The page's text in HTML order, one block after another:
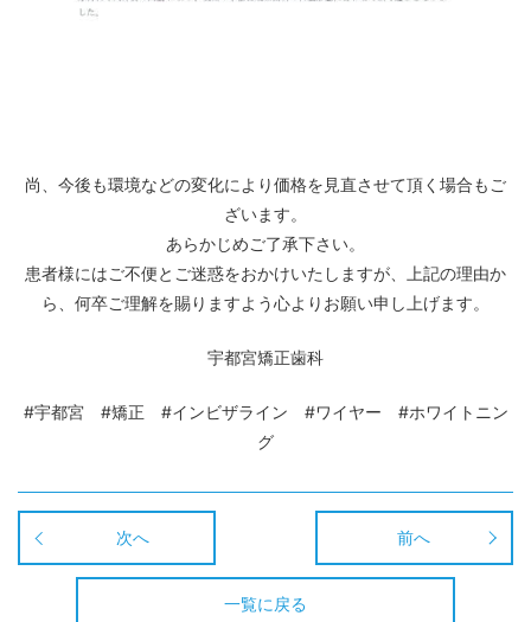
尚、今後も環境などの変化により価格を見直させて頂く場合もご
ざいます。
あらかじめご了承下さい。
患者様にはご不便とご迷惑をおかけいたしますが、上記の理由か
ら、何卒ご理解を賜りますよう心よりお願い申し上げます。
宇都宮矯正歯科
#宇都宮 #矯正 #インビザライン #ワイヤー #ホワイトニン
グ
次へ 前へ
一覧に戻る